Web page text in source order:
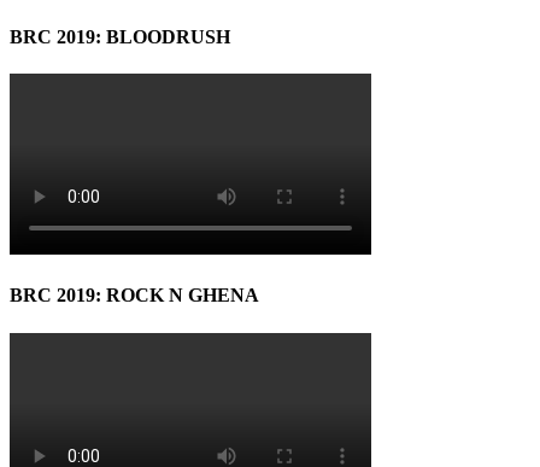
BRC 2019: BLOODRUSH
BRC 2019: ROCK N GHENA